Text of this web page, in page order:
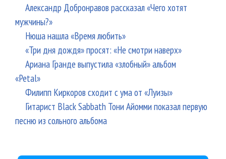
Александр Добронравов рассказал «Чего хотят
мужчины?»
Нюша нашла «Время любить»
«Три дня дождя» просят: «Не смотри наверх»
Ариана Гранде выпустила «злобный» альбом
«Petal»
Филипп Киркоров сходит с ума от «Луизы»
Гитарист Black Sabbath Тони Айомми показал первую
песню из сольного альбома